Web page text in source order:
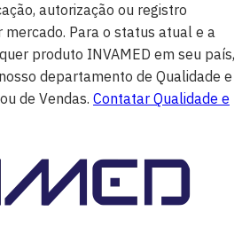
autorização ou registro
Para o status atual e a
produto INVAMED em seu país,
departamento de Qualidade e
de Vendas. Contatar Qualidade e